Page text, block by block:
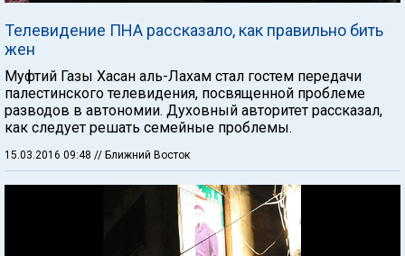
Телевидение ПНА рассказало, как правильно бить
жен
Муфтий Газы Хасан аль-Лахам стал гостем передачи
палестинского телевидения, посвященной проблеме
разводов в автономии. Духовный авторитет рассказал,
как следует решать семейные проблемы.
15.03.2016 09:48 // Ближний Восток